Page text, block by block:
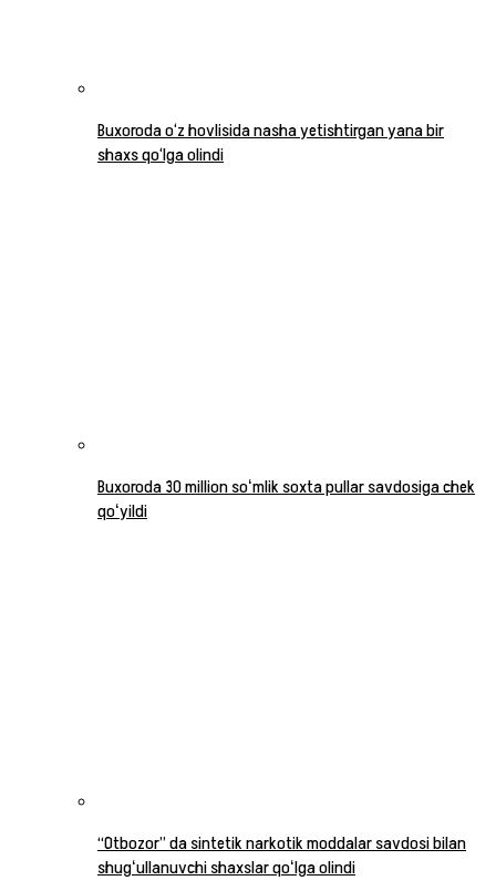
Buxoroda o‘z hovlisida nasha yetishtirgan yana bir
shaxs qo‘lga olindi
Buxoroda 30 million soʻmlik soxta pullar savdosiga chek
qoʻyildi
“Otbozor” da sintetik narkotik moddalar savdosi bilan
shugʻullanuvchi shaxslar qoʻlga olindi